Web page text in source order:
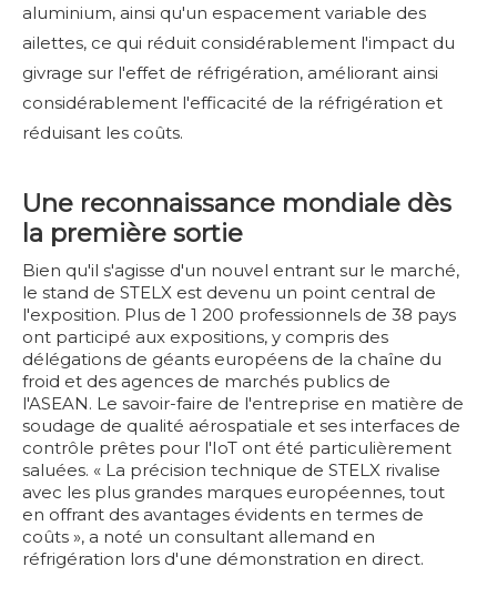
aluminium, ainsi qu'un espacement variable des
ailettes, ce qui réduit considérablement l'impact du
givrage sur l'effet de réfrigération, améliorant ainsi
considérablement l'efficacité de la réfrigération et
réduisant les coûts.
Une reconnaissance mondiale dès
la première sortie
Bien qu'il s'agisse d'un nouvel entrant sur le marché,
le stand de STELX est devenu un point central de
l'exposition. Plus de 1 200 professionnels de 38 pays
ont participé aux expositions, y compris des
délégations de géants européens de la chaîne du
froid et des agences de marchés publics de
l'ASEAN. Le savoir-faire de l'entreprise en matière de
soudage de qualité aérospatiale et ses interfaces de
contrôle prêtes pour l'IoT ont été particulièrement
saluées. « La précision technique de STELX rivalise
avec les plus grandes marques européennes, tout
en offrant des avantages évidents en termes de
coûts », a noté un consultant allemand en
réfrigération lors d'une démonstration en direct.